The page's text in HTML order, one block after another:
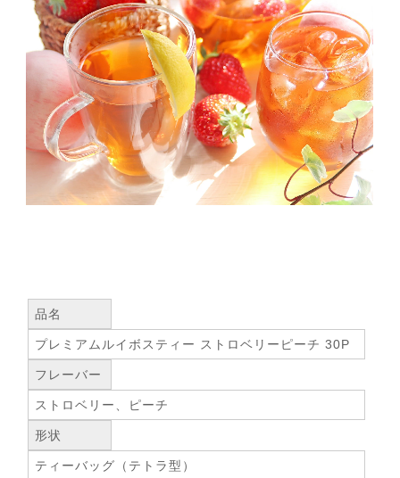
品名
プレミアムルイボスティー ストロベリーピーチ 30P
フレーバー
ストロベリー、ピーチ
形状
ティーバッグ（テトラ型）